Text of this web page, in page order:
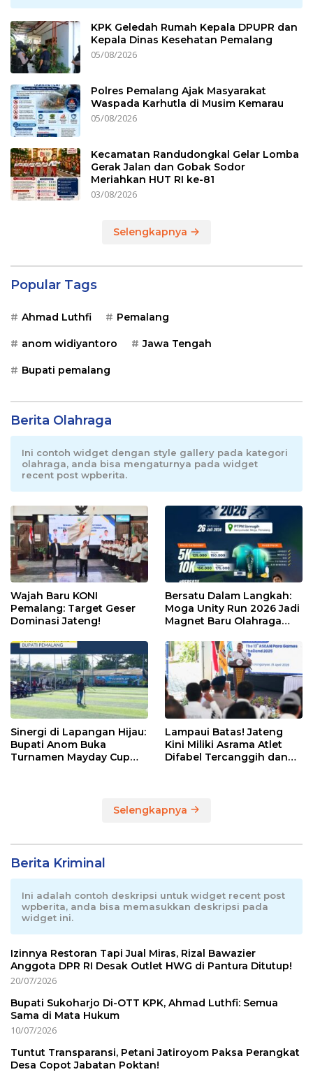
KPK Geledah Rumah Kepala DPUPR dan
Kepala Dinas Kesehatan Pemalang
05/08/2026
Polres Pemalang Ajak Masyarakat
Waspada Karhutla di Musim Kemarau
05/08/2026
Kecamatan Randudongkal Gelar Lomba
Gerak Jalan dan Gobak Sodor
Meriahkan HUT RI ke-81
03/08/2026
Selengkapnya
Popular Tags
Ahmad Luthfi Pemalang
anom widiyantoro Jawa Tengah
Bupati pemalang
Berita Olahraga
Ini contoh widget dengan style gallery pada kategori
olahraga, anda bisa mengaturnya pada widget
recent post wpberita.
Wajah Baru KONI
Pemalang: Target Geser
Dominasi Jateng!
Bersatu Dalam Langkah:
Moga Unity Run 2026 Jadi
Magnet Baru Olahraga
Sinergi di Lapangan Hijau:
Bupati Anom Buka
Turnamen Mayday Cup
Lampaui Batas! Jateng
Kini Miliki Asrama Atlet
Difabel Tercanggih dan
Selengkapnya
Berita Kriminal
Ini adalah contoh deskripsi untuk widget recent post
wpberita, anda bisa memasukkan deskripsi pada
widget ini.
Izinnya Restoran Tapi Jual Miras, Rizal Bawazier
Anggota DPR RI Desak Outlet HWG di Pantura Ditutup!
20/07/2026
Bupati Sukoharjo Di-OTT KPK, Ahmad Luthfi: Semua
Sama di Mata Hukum
10/07/2026
Tuntut Transparansi, Petani Jatiroyom Paksa Perangkat
Desa Copot Jabatan Poktan!